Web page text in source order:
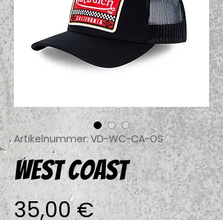
Artikelnummer: VD-WC-CA-OS
WEST COAST
35,00 €Preis